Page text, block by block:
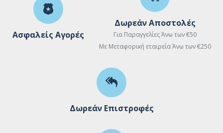
Ασφαλείς Αγορές
Δωρεάν Αποστολές
Για Παραγγελίες Άνω των €50
Με Μεταφορική εταιρεία Άνω των €250
Δωρεάν Επιστροφές